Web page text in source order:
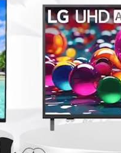
буйдангийн хөл
амраагч 5950514
Буйдан
698,000₮
523,500₮
- 419,300₮